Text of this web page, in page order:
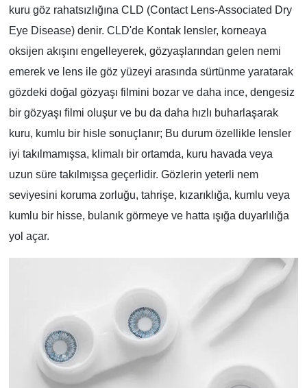
kuru göz rahatsızlığına CLD (Contact Lens-Associated Dry
Eye Disease) denir. CLD'de Kontak lensler, korneaya
oksijen akışını engelleyerek, gözyaşlarından gelen nemi
emerek ve lens ile göz yüzeyi arasında sürtünme yaratarak
gözdeki doğal gözyaşı filmini bozar ve daha ince, dengesiz
bir gözyaşı filmi oluşur ve bu da daha hızlı buharlaşarak
kuru, kumlu bir hisle sonuçlanır; Bu durum özellikle lensler
iyi takılmamışsa, klimalı bir ortamda, kuru havada veya
uzun süre takılmışsa geçerlidir. Gözlerin yeterli nem
seviyesini koruma zorluğu, tahrişe, kızarıklığa, kumlu veya
kumlu bir hisse, bulanık görmeye ve hatta ışığa duyarlılığa
yol açar.